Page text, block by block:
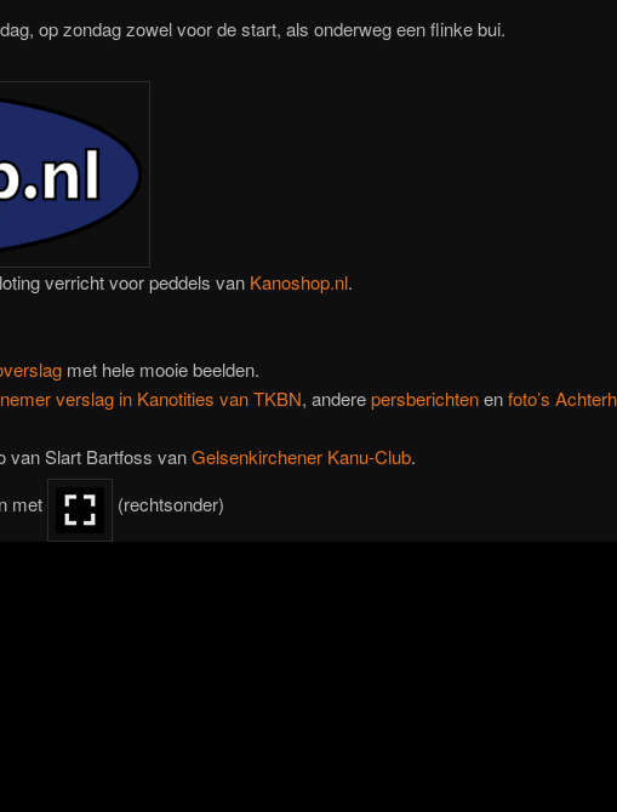
op zondag zowel voor de start, als onderweg een flinke bui.
verricht voor peddels van Kanoshop.nl.
met hele mooie beelden.
verslag in Kanotities van TKBN, anderepersberichtenenfoto’s
van Slart Bartfoss vanGelsenkirchener Kanu-Club.
met
(rechtsonder)